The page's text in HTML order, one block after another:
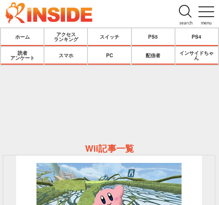
menu
search
ホーム
アクセス
ランキング
スイッチ PS5 PS4
読者
アンケート
スマホ PC 配信者
インサイドちゃ
ん
Wii記事一覧